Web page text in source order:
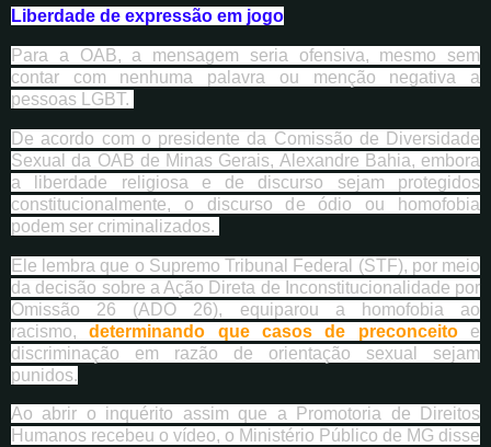
Liberdade de expressão em jogo
Para a OAB, a mensagem seria ofensiva, mesmo sem
contar com nenhuma palavra ou menção negativa a
pessoas LGBT.
De acordo com o presidente da Comissão de Diversidade
Sexual da OAB de Minas Gerais, Alexandre Bahia, embora
a liberdade religiosa e de discurso sejam protegidos
constitucionalmente, o discurso de ódio ou homofobia
podem ser criminalizados.
Ele lembra que o Supremo Tribunal Federal (STF), por meio
da decisão sobre a Ação Direta de Inconstitucionalidade por
Omissão 26 (ADO 26), equiparou a homofobia ao
racismo,determinando que casos de preconceitoe
discriminação em razão de orientação sexual sejam
punidos.
Ao abrir o inquérito assim que a Promotoria de Direitos
Humanos recebeu o vídeo, o Ministério Público de MG disse